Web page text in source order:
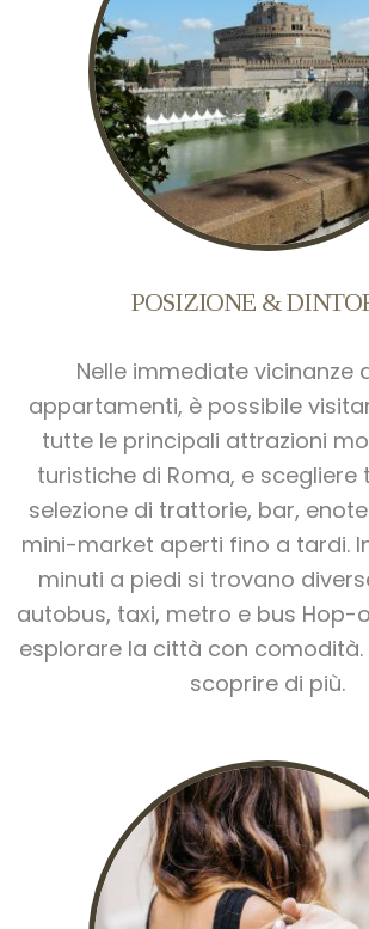
POSIZIONE &
Nelle immediate vicinanze
appartamenti, è possibile
tutte le principali attrazioni
turistiche di Roma, e scegliere
selezione di trattorie, bar,
mini-market aperti fino a tardi.
minuti a piedi si trovano
autobus, taxi, metro e bus Hop-
esplorare la città con comodità.
scoprire di più.